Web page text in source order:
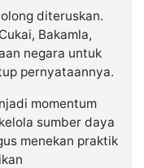
diteruskan.
Bakamla,
negara untuk
pernyataannya.
momentum
sumber daya
menekan praktik